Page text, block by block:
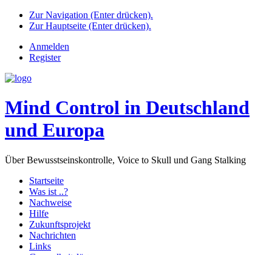
Zur Navigation (Enter drücken).
Zur Hauptseite (Enter drücken).
Anmelden
Register
Mind Control in Deutschland
und Europa
Über Bewusstseinskontrolle, Voice to Skull und Gang Stalking
Startseite
Was ist ..?
Nachweise
Hilfe
Zukunftsprojekt
Nachrichten
Links